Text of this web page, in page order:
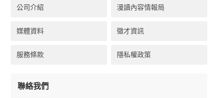
公司介紹 漫讀內容情報局
媒體資料 徵才資訊
服務條款 隱私權政策
聯絡我們